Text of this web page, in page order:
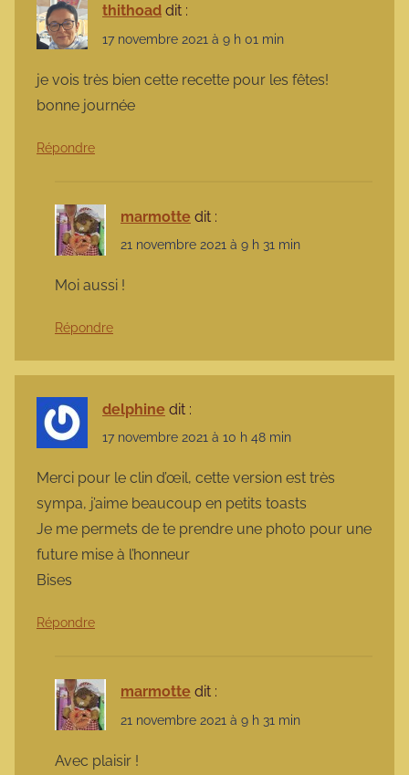
thithoad dit :
17 novembre 2021 à 9 h 01 min
je vois très bien cette recette pour les fêtes!
bonne journée
Répondre
marmotte dit :
21 novembre 2021 à 9 h 31 min
Moi aussi !
Répondre
delphine dit :
17 novembre 2021 à 10 h 48 min
Merci pour le clin d’œil, cette version est très
sympa, j’aime beaucoup en petits toasts
Je me permets de te prendre une photo pour une
future mise à l’honneur
Bises
Répondre
marmotte dit :
21 novembre 2021 à 9 h 31 min
Avec plaisir !